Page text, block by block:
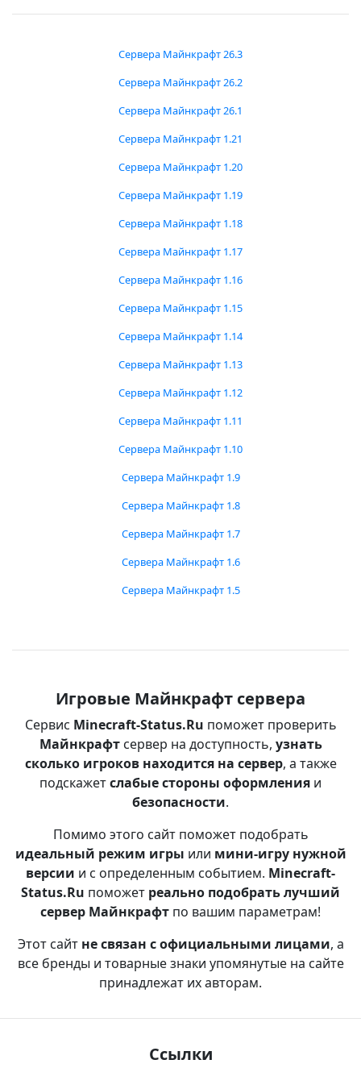
Сервера Майнкрафт 26.3
Сервера Майнкрафт 26.2
Сервера Майнкрафт 26.1
Сервера Майнкрафт 1.21
Сервера Майнкрафт 1.20
Сервера Майнкрафт 1.19
Сервера Майнкрафт 1.18
Сервера Майнкрафт 1.17
Сервера Майнкрафт 1.16
Сервера Майнкрафт 1.15
Сервера Майнкрафт 1.14
Сервера Майнкрафт 1.13
Сервера Майнкрафт 1.12
Сервера Майнкрафт 1.11
Сервера Майнкрафт 1.10
Сервера Майнкрафт 1.9
Сервера Майнкрафт 1.8
Сервера Майнкрафт 1.7
Сервера Майнкрафт 1.6
Сервера Майнкрафт 1.5
Игровые Майнкрафт сервера
Сервис Minecraft-Status.Ru поможет проверить
Майнкрафтсервер на доступность, узнать
сколько игроков находится на сервер, а также
подскажетслабые стороны оформления и
безопасности.
Помимо этого сайт поможет подобрать
идеальный режим игры или мини-игру нужной
версии и с определенным событием. Minecraft-
Status.Ru поможет реально подобрать лучший
сервер Майнкрафт по вашим параметрам!
Этот сайт не связан с официальными лицами, а
все бренды и товарные знаки упомянутые на сайте
принадлежат их авторам.
Ссылки